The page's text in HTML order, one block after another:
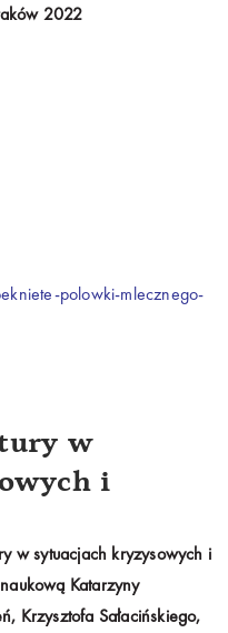
2022
polowki-mlecznego-
w
i
w sytuacjach kryzysowych i
Katarzyny
Krzysztofa Sałacińskiego,